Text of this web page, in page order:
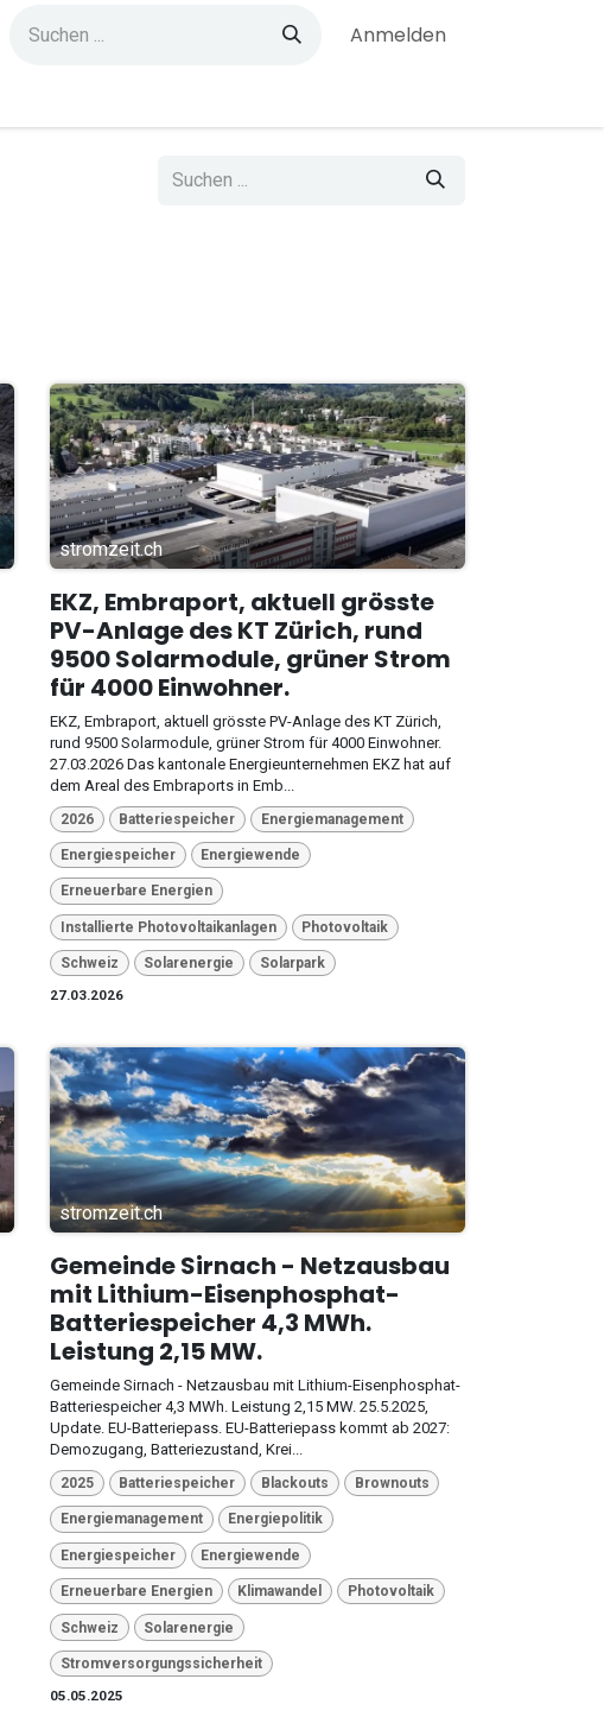
Anmelden
stromzeit.ch
EKZ, Embraport, aktuell grösste
PV-Anlage des KT Zürich, rund
9500 Solarmodule, grüner Strom
für 4000 Einwohner.
EKZ, Embraport, aktuell grösste PV-Anlage des KT Zürich,
rund 9500 Solarmodule, grüner Strom für 4000 Einwohner.
27.03.2026 Das kantonale Energieunternehmen EKZ hat auf
dem Areal des Embraports in Emb...
2026 Batteriespeicher Energiemanagement
Energiespeicher Energiewende
Erneuerbare Energien
Installierte Photovoltaikanlagen Photovoltaik
Schweiz Solarenergie
Solarpark
27.03.2026
stromzeit.ch
Gemeinde Sirnach - Netzausbau
mit Lithium-Eisenphosphat-
Batteriespeicher 4,3 MWh.
Leistung 2,15 MW.
Gemeinde Sirnach - Netzausbau mit Lithium-Eisenphosphat-
Batteriespeicher 4,3 MWh. Leistung 2,15 MW. 25.5.2025,
Update. EU-Batteriepass. EU-Batteriepass kommt ab 2027:
Demozugang, Batteriezustand, Krei...
2025 Batteriespeicher Blackouts Brownouts
Energiemanagement Energiepolitik
Energiespeicher Energiewende
Erneuerbare Energien Klimawandel Photovoltaik
Schweiz Solarenergie
Stromversorgungssicherheit
05.05.2025